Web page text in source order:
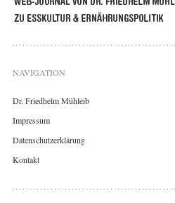
NAVIGATION
Dr. Friedhelm Mühleib
Impressum
Datenschutzerklärung
Kontakt